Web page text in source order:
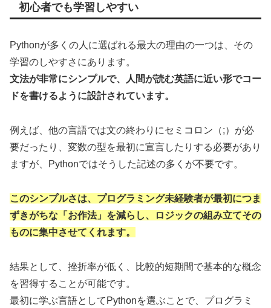
初心者でも学習しやすい
Pythonが多くの人に選ばれる最大の理由の一つは、その
学習のしやすさにあります。
文法が非常にシンプルで、人間が読む英語に近い形でコー
ドを書けるように設計されています。
例えば、他の言語では文の終わりにセミコロン（;）が必
要だったり、変数の型を最初に宣言したりする必要があり
ますが、Pythonではそうした記述の多くが不要です。
このシンプルさは、プログラミング未経験者が最初につま
ずきがちな「お作法」を減らし、ロジックの組み立てその
ものに集中させてくれます。
結果として、挫折率が低く、比較的短期間で基本的な概念
を習得することが可能です。
最初に学ぶ言語としてPythonを選ぶことで、プログラミ